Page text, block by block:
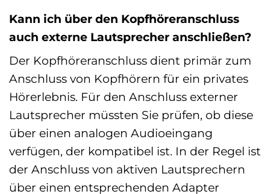
Kann ich über den Kopfhöreranschluss
auch externe Lautsprecher anschließen?
Der Kopfhöreranschluss dient primär zum
Anschluss von Kopfhörern für ein privates
Hörerlebnis. Für den Anschluss externer
Lautsprecher müssten Sie prüfen, ob diese
über einen analogen Audioeingang
verfügen, der kompatibel ist. In der Regel ist
der Anschluss von aktiven Lautsprechern
über einen entsprechenden Adapter